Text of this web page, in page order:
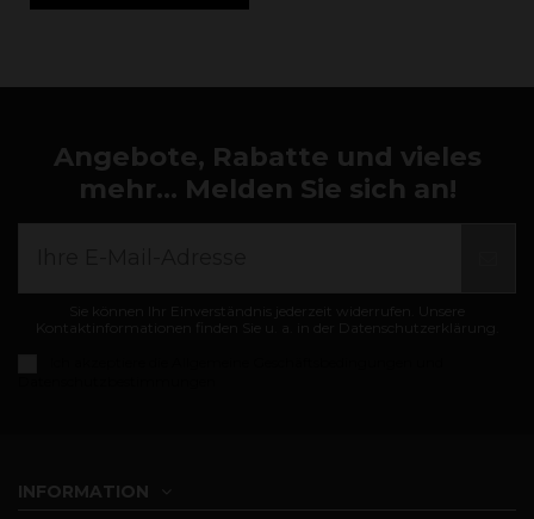
Angebote, Rabatte und vieles
mehr... Melden Sie sich an!
INFORMATION